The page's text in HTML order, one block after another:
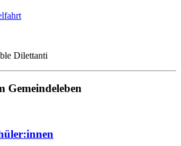
Dilettanti
Gemeindeleben